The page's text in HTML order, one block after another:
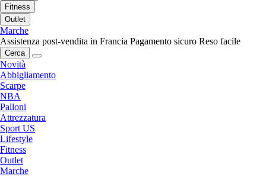
Fitness
Outlet
Marche
Assistenza post-vendita in Francia Pagamento sicuro Reso facile
Cerca
Novità
Abbigliamento
Scarpe
NBA
Palloni
Attrezzatura
Sport US
Lifestyle
Fitness
Outlet
Marche